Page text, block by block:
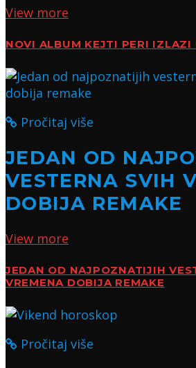
View more
NOVI ALBUM KEJTI PERI IZLAZI
Pročitaj više
JEDAN OD
VESTERNA SVIH
DOBIJA REMAKE
View more
JEDAN OD NAJPOZNATIJIH
VREMENA DOBIJA REMAKE
Pročitaj više